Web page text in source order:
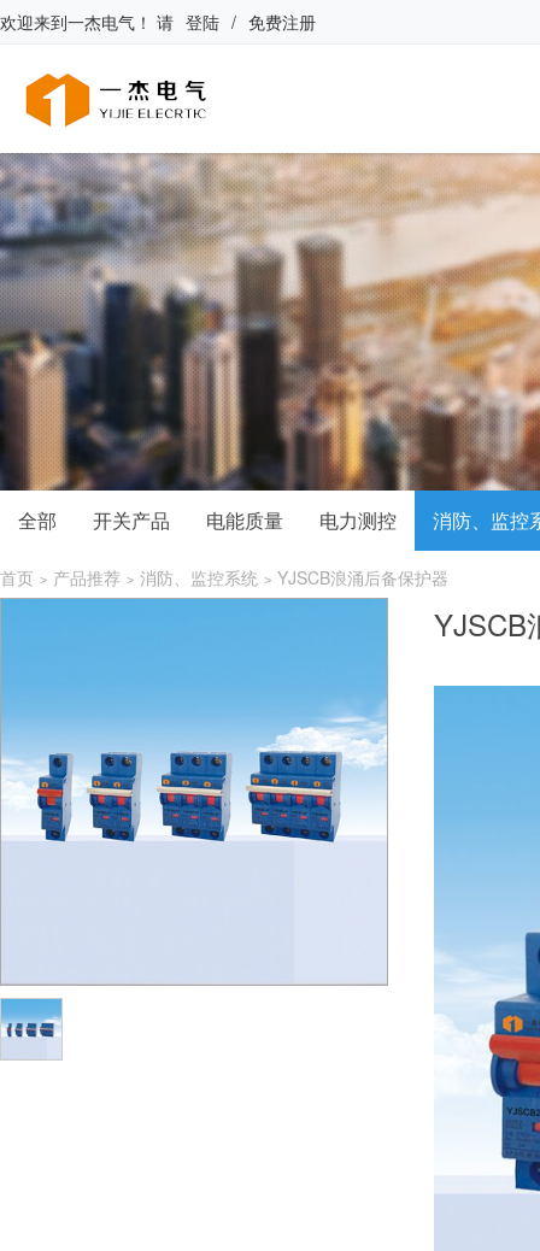
欢迎来到一杰电气 ！ 请 登陆 / 免费注册
全部 开关产品 电能质量 电力测控 消防、监控
首页 > 产品推荐 > 消防、监控系统 > YJSCB浪涌后备保护器
YJSCB